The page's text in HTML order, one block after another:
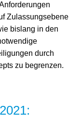
Zulassungsebene
bislang in den
durch
zu begrenzen.